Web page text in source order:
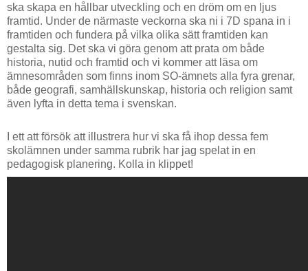
ska skapa en hållbar utveckling och en dröm om en ljus
framtid. Under de närmaste veckorna ska ni i 7D spana in i
framtiden och fundera på vilka olika sätt framtiden kan
gestalta sig. Det ska vi göra genom att prata om både
historia, nutid och framtid och vi kommer att läsa om
ämnesområden som finns inom SO-ämnets alla fyra grenar,
både geografi, samhällskunskap, historia och religion samt
även lyfta in detta tema i svenskan.
I ett att försök att illustrera hur vi ska få ihop dessa fem
skolämnen under samma rubrik har jag spelat in en
pedagogisk planering. Kolla in klippet!